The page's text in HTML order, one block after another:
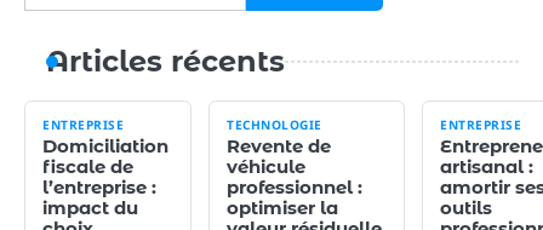
Articles récents
ENTREPRISE
Domiciliation
fiscale de
l’entreprise :
impact du
TECHNOLOGIE
Revente de
véhicule
professionnel :
optimiser la
ENTREPRISE
artisanal :
amortir
outils